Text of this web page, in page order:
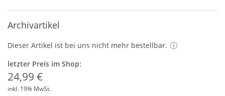
Archivartikel
Dieser Artikel ist bei uns nicht mehr bestellbar.
letzter Preis im Shop:
24,99 €
inkl. 19% MwSt.